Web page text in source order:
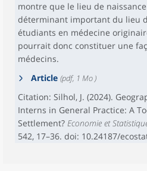
montre que le lieu de
déterminant important du lieu
étudiants en médecine
pourrait donc constituer une
médecins.
Article (pdf, 1 Mo )
Citation: Silhol, J. (2024).
Interns in General Practice: A
Settlement? Economie et
542, 17–36. doi: 10.24187/